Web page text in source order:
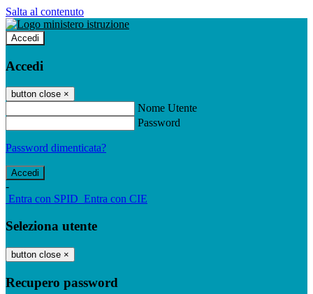
Salta al contenuto
Accedi
Accedi
button close ×
Nome Utente
Password
Password dimenticata?
-
Entra con SPID Entra con CIE
Seleziona utente
button close ×
Recupero password